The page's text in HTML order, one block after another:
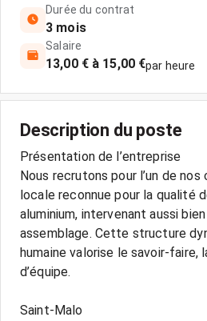
Durée du contrat
3 mois
Salaire
13,00 € à 15,00 €par heure
Description du poste
Présentation de l’entreprise
Nous recrutons pour l’un de
locale reconnue pour la qualité
aluminium, intervenant aussi
assemblage. Cette structure
humaine valorise le savoir-faire,
d’équipe.
Saint-Malo